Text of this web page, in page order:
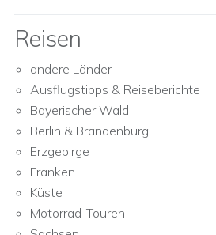
Reisen
andere Länder
Ausflugstipps & Reiseberichte
Bayerischer Wald
Berlin & Brandenburg
Erzgebirge
Franken
Küste
Motorrad-Touren